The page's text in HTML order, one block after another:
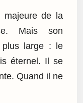
majeure de la
Mais son
plus large : le
éternel. Il se
Quand il ne